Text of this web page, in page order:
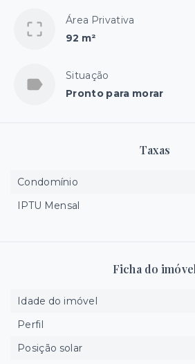
Área Privativa
92 m²
Situação
Pronto para morar
Taxas
Condomínio
IPTU Mensal
Ficha do
Idade do imóvel
Perfil
Posição solar